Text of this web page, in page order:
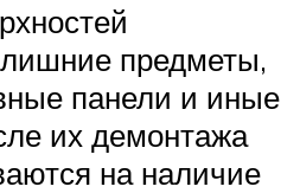
предметы,
панели и иные
их демонтажа
на наличие